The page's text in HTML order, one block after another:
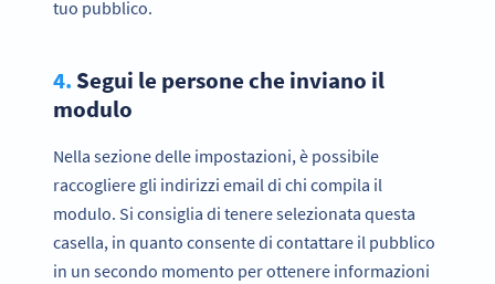
tuo pubblico.
4. Segui le persone che inviano il
modulo
Nella sezione delle impostazioni, è possibile
raccogliere gli indirizzi email di chi compila il
modulo. Si consiglia di tenere selezionata questa
casella, in quanto consente di contattare il pubblico
in un secondo momento per ottenere informazioni